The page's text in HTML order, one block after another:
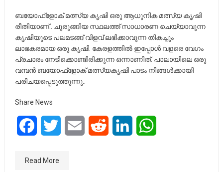
ബയോഫ്‌ളോക്‌ മത്സ്യ കൃഷി ഒരു ആധുനിക മത്സ്യ കൃഷി
രീതിയാണ്.. ചുരുങ്ങിയ സ്ഥലത്ത് സാധാരണ ചെയ്യാവുന്ന
കൃഷിയുടെ പലമടങ്ങ് വിളവ് ലഭിക്കാവുന്ന തികച്ചും
ലാഭകരമായ ഒരു കൃഷി. കേരളത്തിൽ ഇപ്പോൾ വളരെ വേഗം
പ്രചാരം നേടിക്കൊണ്ടിരിക്കുന്ന ഒന്നാണിത്. പാലായിലെ ഒരു
വമ്പൻ ബയോഫ്‌ളോക്‌ മത്സ്യകൃഷി പാടം നിങ്ങൾക്കായി
പരിചയപ്പെടുത്തുന്നു..
Share News
FacebookTwitter Email Reddit LinkedIn
Read More